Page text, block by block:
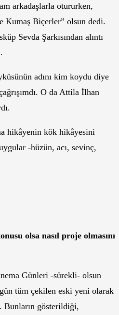
arkadaşlarla otururken,
Kumaş Biçerler” olsun dedi.
Sevda Şarkısından alıntı
adını kim koydu diye
O da Attila İlhan
hikâyenin kök hikâyesini
-hüzün, acı, sevinç,
olsa nasıl proje olmasını
Günleri -sürekli- olsun
tüm çekilen eski yeni olarak
gösterildiği,